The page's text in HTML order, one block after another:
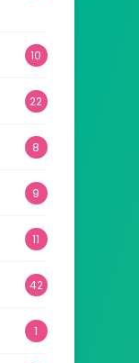
10
22
8
9
11
42
1